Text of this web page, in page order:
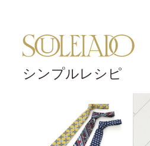
シンプルレシピ